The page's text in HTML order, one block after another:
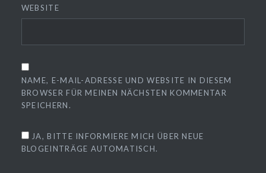
WEBSITE
NAME, E-MAIL-ADRESSE UND WEBSITE IN DIESEM
BROWSER FÜR MEINEN NÄCHSTEN KOMMENTAR
SPEICHERN.
JA, BITTE INFORMIERE MICH ÜBER NEUE
BLOGEINTRÄGE AUTOMATISCH.